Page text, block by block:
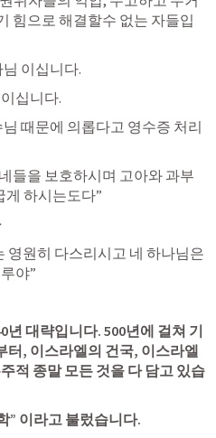
힘으로 해결할수 없는 자들입
이십니다.
십니다.
때문에 의롭다고 영수증 처리
들을 보호하시며 고아와 과부
게 하시는도다”
영원히 다스리시고 네 하나님은
야”
년 대략입니다. 500년에 걸쳐 기
터, 이스라엘의 건국, 이스라엘
적 종말 모든 것을 다 담고 있습
” 이라고 불렀습니다.